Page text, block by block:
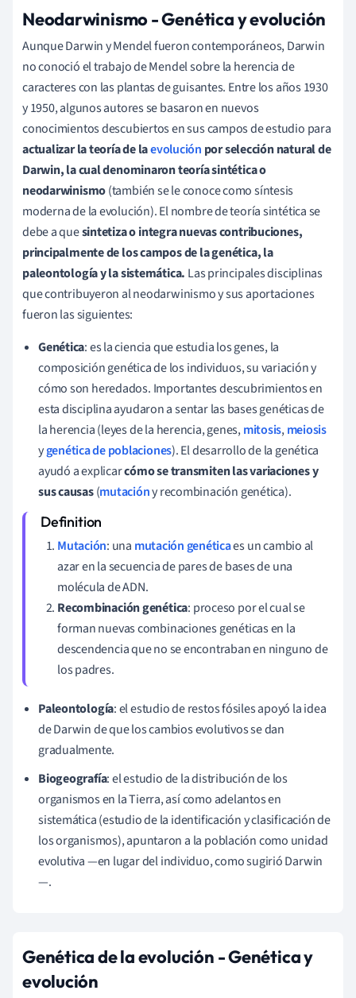
Neodarwinismo- Genética y evolución
Aunque Darwin y Mendel fueron contemporáneos, Darwin
no conoció el trabajo de Mendel sobre la herencia de
caracteres con las plantas de guisantes. Entre los años 1930
y 1950, algunos autores se basaron en nuevos
conocimientos descubiertos en sus campos de estudio para
actualizar la teoría de laevolución por selección natural de
Darwin, la cual denominaron teoría sintética o
neodarwinismo(también se le conoce como síntesis
moderna de la evolución). El nombre de teoría sintética se
debe a quesintetiza o integra nuevas contribuciones,
principalmente de los campos de la genética, la
paleontología y la sistemática. Las principales disciplinas
que contribuyeron al neodarwinismo y sus aportaciones
fueron las siguientes:
Genética: es la ciencia que estudia los genes, la
composición genética de los individuos, su variación y
cómo son heredados. Importantes descubrimientos en
esta disciplina ayudaron a sentar las bases genéticas de
la herencia(leyes de la herencia, genes,mitosis,meiosis
ygenética de poblaciones). El desarrollo de la genética
ayudó aexplicarcómo se transmiten las variaciones y
sus causas(mutacióny recombinación genética).
Mutación: una mutación genéticaes un cambio al
azar en la secuencia de pares de bases de una
molécula de ADN.
Recombinación genética: proceso por el cual se
forman nuevas combinaciones genéticas en la
descendencia que no se encontraban en ninguno de
los padres.
Paleontología: el estudio de restos fósiles apoyó la idea
de Darwin de que los cambios evolutivos se dan
gradualmente.
Biogeografía: el estudio de la distribución de los
organismos en la Tierra, así como adelantos en
sistemática (estudio de la identificación y clasificación de
los organismos), apuntaron a la población como unidad
evolutiva—en lugar del individuo, como sugirió Darwin
—.
Genética de la evolución - Genética y
evolución